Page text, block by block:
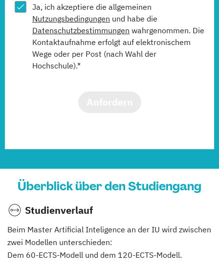
Ja, ich akzeptiere die allgemeinen
Nutzungsbedingungen und habe die
Datenschutzbestimmungen wahrgenommen. Die
Kontaktaufnahme erfolgt auf elektronischem
Wege oder per Post (nach Wahl der
Hochschule).*
Überblick über den Studiengang
Studienverlauf
Beim Master Artificial Inteligence an der IU wird zwischen
zwei Modellen unterschieden:
Dem 60-ECTS-Modell und dem 120-ECTS-Modell.